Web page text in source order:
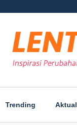
Trending Aktual